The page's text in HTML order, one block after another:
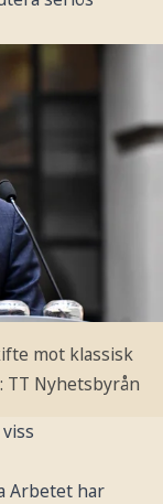
mot klassisk
TT Nyhetsbyrån
Arbetet har